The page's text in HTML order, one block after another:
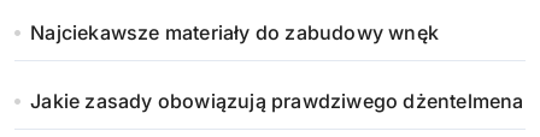
Najciekawsze materiały do zabudowy wnęk
Jakie zasady obowiązują prawdziwego dżentelmena